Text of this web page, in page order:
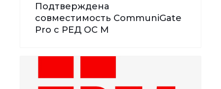
Подтверждена
совместимость CommuniGate
Pro с РЕД ОС М